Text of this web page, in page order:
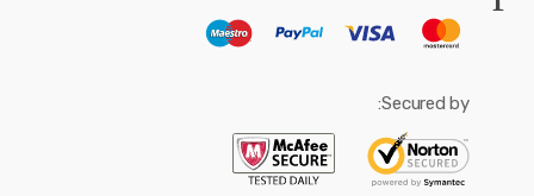
Secured by: